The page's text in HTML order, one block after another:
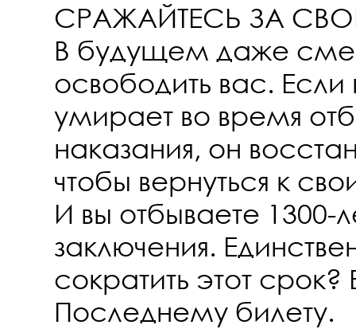
СРАЖАЙТЕСЬ ЗА
В будущем даже
освободить вас. Если
умирает во время
наказания, он
чтобы вернуться к
И вы отбываете 1300-
заключения.
сократить этот
Последнему билету.